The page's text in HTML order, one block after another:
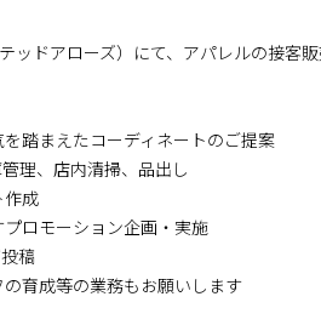
ッドアローズ）にて、アパレルの接客
踏まえたコーディネートのご提案
理、店内清掃、品出し
作成
ロモーション企画・実施
稿
育成等の業務もお願いします